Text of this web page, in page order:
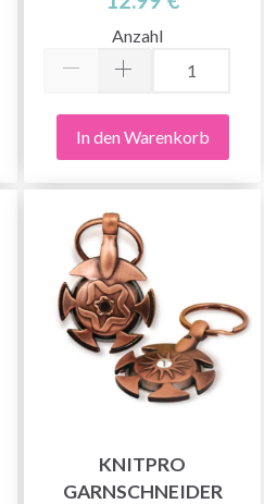
Anzahl
In den Warenkorb
KNITPRO
GARNSCHNEIDER